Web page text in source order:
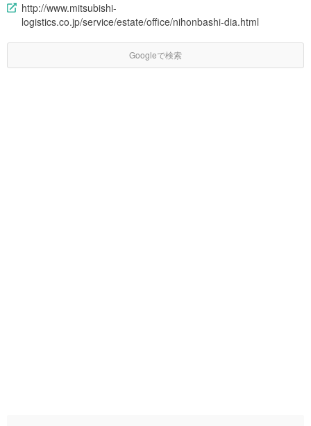
http://www.mitsubishi-
logistics.co.jp/service/estate/office/nihonbashi-dia.html
Googleで検索